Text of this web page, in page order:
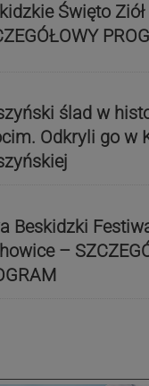
Święto
ślad w
Odkryli go w
Beskidzki
–